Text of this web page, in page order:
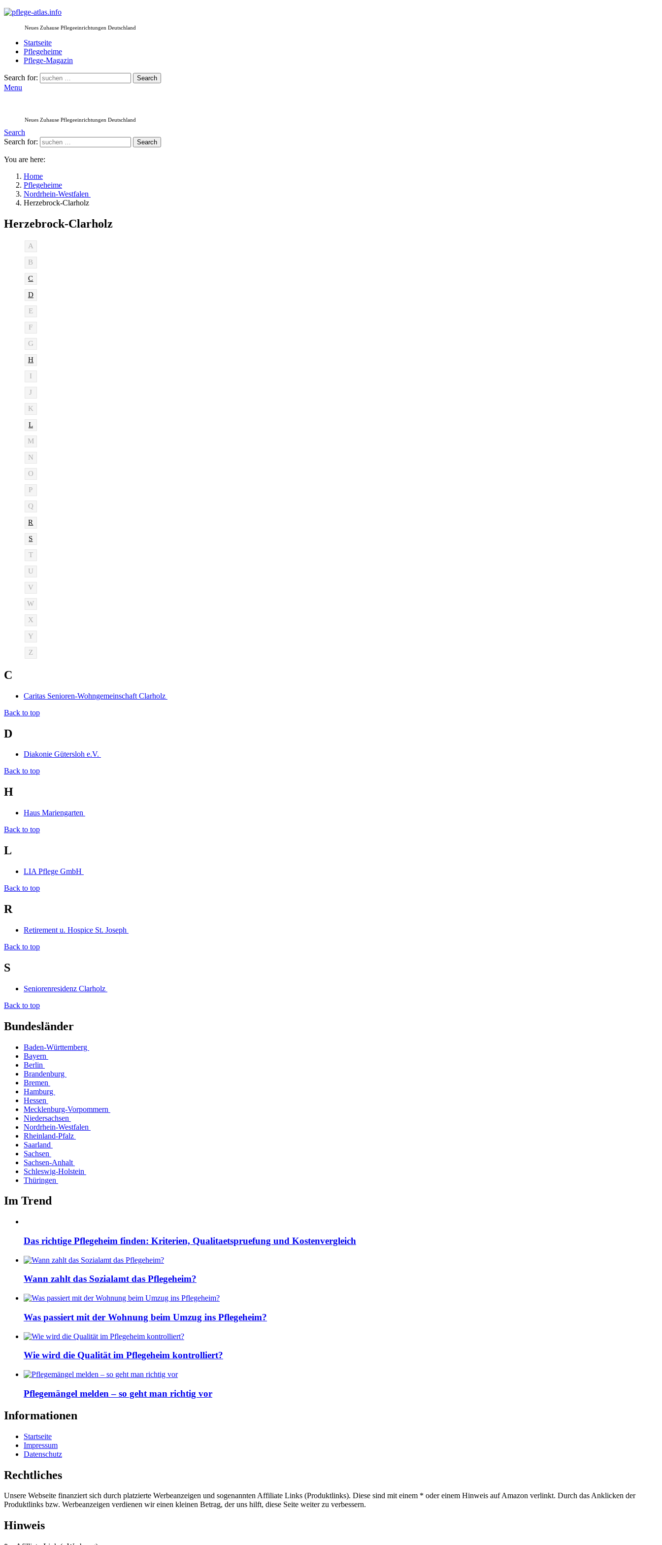
Neues Zuhause Pflegeeinrichtungen Deutschland
Startseite
Pflegeheime
Pflege-Magazin
Search for: Search
Menu
Neues Zuhause Pflegeeinrichtungen Deutschland
Search
Search for:
Search
You are here:
Home
Pflegeheime
Nordrhein-Westfalen
Herzebrock-Clarholz
Herzebrock-Clarholz
A
B
C
D
E
F
G
H
I
J
K
L
M
N
O
P
Q
R
S
T
U
V
W
X
Y
Z
C
Caritas Senioren-Wohngemeinschaft Clarholz
Back to top
D
Diakonie Gütersloh e.V.
Back to top
H
Haus Mariengarten
Back to top
L
LIA Pflege GmbH
Back to top
R
Retirement u. Hospice St. Joseph
Back to top
S
Seniorenresidenz Clarholz
Back to top
Bundesländer
Baden-Württemberg
Bayern
Berlin
Brandenburg
Bremen
Hamburg
Hessen
Mecklenburg-Vorpommern
Niedersachsen
Nordrhein-Westfalen
Rheinland-Pfalz
Saarland
Sachsen
Sachsen-Anhalt
Schleswig-Holstein
Thüringen
Im Trend
Das richtige Pflegeheim finden: Kriterien, Qualitaetspruefung und Kostenvergleich
Wann zahlt das Sozialamt das Pflegeheim?
Was passiert mit der Wohnung beim Umzug ins Pflegeheim?
Wie wird die Qualität im Pflegeheim kontrolliert?
Pflegemängel melden – so geht man richtig vor
Informationen
Startseite
Impressum
Datenschutz
Rechtliches
Unsere Webseite finanziert sich durch platzierte Werbeanzeigen und sogenannten Affiliate Links (Produktlinks). Diese sind mit einem * oder einem Hinweis auf Amazon verlinkt. Durch das Anklicken der
Produktlinks bzw. Werbeanzeigen verdienen wir einen kleinen Betrag, der uns hilft, diese Seite weiter zu verbessern.
Hinweis